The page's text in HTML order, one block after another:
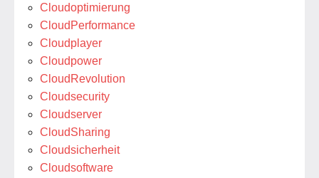
Cloudoptimierung
CloudPerformance
Cloudplayer
Cloudpower
CloudRevolution
Cloudsecurity
Cloudserver
CloudSharing
Cloudsicherheit
Cloudsoftware